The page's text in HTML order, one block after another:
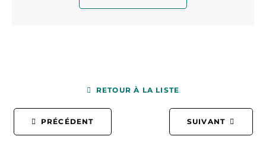
PRÉCÉDENT
RETOUR À LA LISTE
SUIVANT